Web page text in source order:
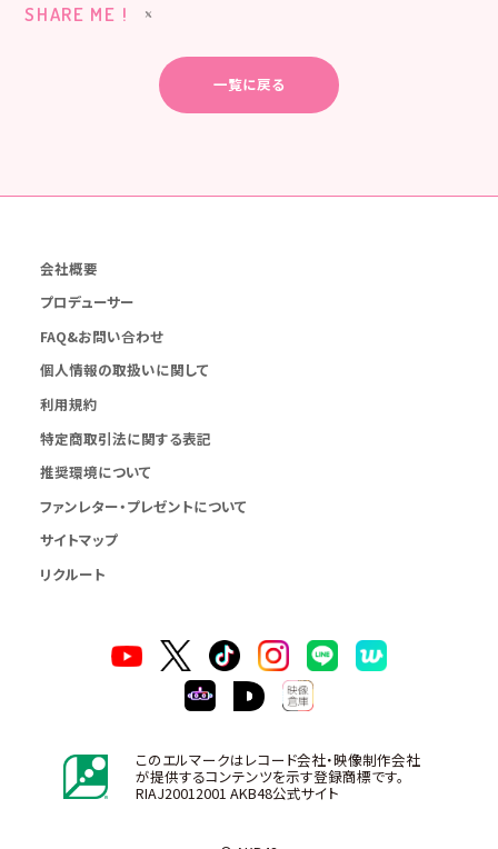
SHARE ME !
一覧に戻る
会社概要
プロデューサー
FAQ&お問い合わせ
個人情報の取扱いに関して
利用規約
特定商取引法に関する表記
推奨環境について
ファンレター・プレゼントについて
サイトマップ
リクルート
このエルマークはレコード会社・映像制作会社
が提供するコンテンツを示す登録商標です。
RIAJ20012001 AKB48公式サイト